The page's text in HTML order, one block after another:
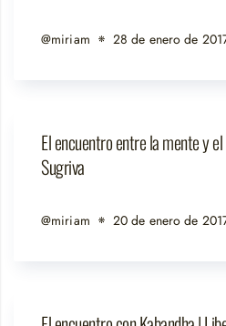
@miriam 28 de enero de
El encuentro entre la mente y
Sugriva
@miriam 20 de enero de